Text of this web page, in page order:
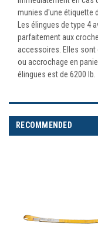
munies d'une étiquette
Les élingues de type 4
parfaitement aux
accessoires. Elles sont
ou accrochage en
élingues est de 6200 lb.
RECOMMENDED